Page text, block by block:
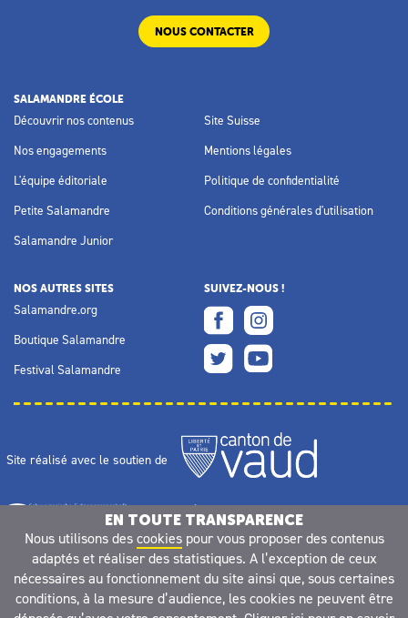
NOUS CONTACTER
SALAMANDRE ÉCOLE
Découvrir nos contenus
Nos engagements
L'équipe éditoriale
Petite Salamandre
Salamandre Junior
Site Suisse
Mentions légales
Politique de confidentialité
Conditions générales d'utilisation
NOS AUTRES SITES
Salamandre.org
Boutique Salamandre
Festival Salamandre
SUIVEZ-NOUS !
Site réalisé avec le soutien de
EN TOUTE TRANSPARENCE
Nous utilisons des cookiespour vous proposer des contenus
adaptés et réaliser des statistiques. A l’exception de ceux
nécessaires au fonctionnement du site ainsi que, sous certaines
conditions, à la mesure d’audience, les cookies ne peuvent être